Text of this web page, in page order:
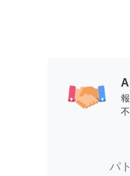
パ